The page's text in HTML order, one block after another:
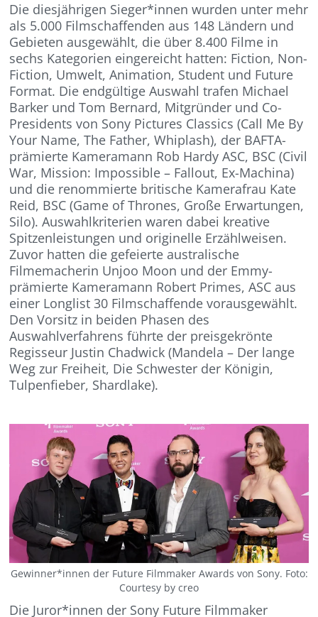
Die diesjährigen Sieger*innen wurden unter mehr
als 5.000 Filmschaffenden aus 148 Ländern und
Gebieten ausgewählt, die über 8.400 Filme in
sechs Kategorien eingereicht hatten: Fiction, Non-
Fiction, Umwelt, Animation, Student und Future
Format. Die endgültige Auswahl trafen Michael
Barker und Tom Bernard, Mitgründer und Co-
Presidents von Sony Pictures Classics (Call Me By
Your Name, The Father, Whiplash), der BAFTA-
prämierte Kameramann Rob Hardy ASC, BSC (Civil
War, Mission: Impossible – Fallout, Ex-Machina)
und die renommierte britische Kamerafrau Kate
Reid, BSC (Game of Thrones, Große Erwartungen,
Silo). Auswahlkriterien waren dabei kreative
Spitzenleistungen und originelle Erzählweisen.
Zuvor hatten die gefeierte australische
Filmemacherin Unjoo Moon und der Emmy-
prämierte Kameramann Robert Primes, ASC aus
einer Longlist 30 Filmschaffende vorausgewählt.
Den Vorsitz in beiden Phasen des
Auswahlverfahrens führte der preisgekrönte
Regisseur Justin Chadwick (Mandela – Der lange
Weg zur Freiheit, Die Schwester der Königin,
Tulpenfieber, Shardlake).
Gewinner*innen der Future Filmmaker Awards von Sony. Foto:
Courtesy by creo
Die Juror*innen der Sony Future Filmmaker